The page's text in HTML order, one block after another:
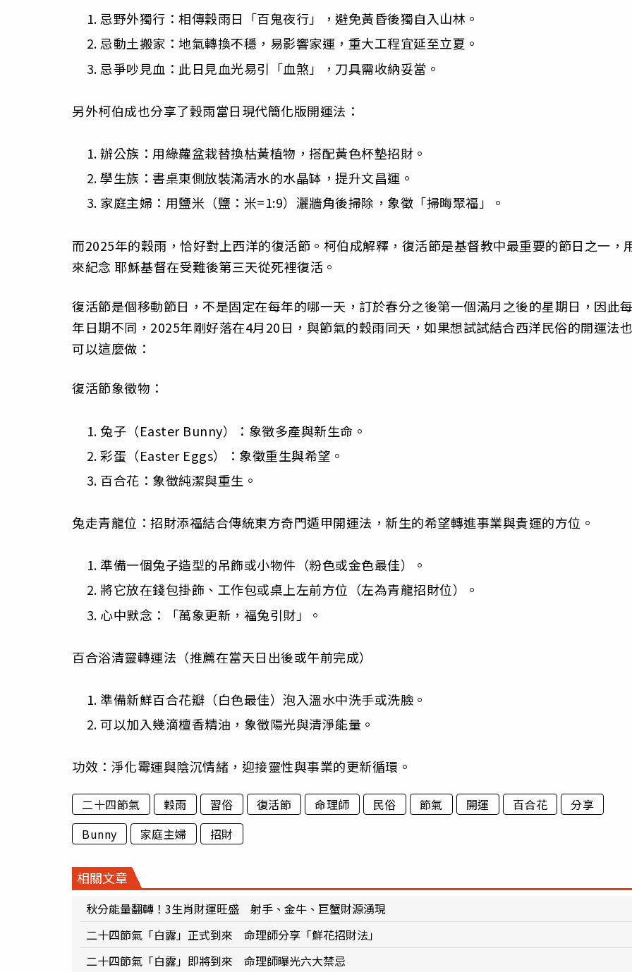
忌野外獨行：相傳穀雨日「百鬼夜行」，避免黃昏後獨自入山林。
忌動土搬家：地氣轉換不穩，易影響家運，重大工程宜延至立夏。
忌爭吵見血：此日見血光易引「血煞」，刀具需收納妥當。
另外柯伯成也分享了穀雨當日現代簡化版開運法：
辦公族：用綠蘿盆栽替換枯黃植物，搭配黃色杯墊招財。
學生族：書桌東側放裝滿清水的水晶缽，提升文昌運。
家庭主婦：用鹽米（鹽：米=1:9）灑牆角後掃除，象徵「掃晦聚福」。
而2025年的穀雨，恰好對上西洋的復活節。柯伯成解釋，復活節是基督教中最重要的節日之一，
來紀念 耶穌基督在受難後第三天從死裡復活。
復活節是個移動節日，不是固定在每年的哪一天，訂於春分之後第一個滿月之後的星期日，因此
年日期不同，2025年剛好落在4月20日，與節氣的穀雨同天，如果想試試結合西洋民俗的開運法也
可以這麼做：
復活節象徵物：
兔子（Easter Bunny）：象徵多產與新生命。
彩蛋（Easter Eggs）：象徵重生與希望。
百合花：象徵純潔與重生。
兔走青龍位：招財添福結合傳統東方奇門遁甲開運法，新生的希望轉進事業與貴運的方位。
準備一個兔子造型的吊飾或小物件（粉色或金色最佳）。
將它放在錢包掛飾、工作包或桌上左前方位（左為青龍招財位）。
心中默念：「萬象更新，福兔引財」。
百合浴清靈轉運法（推薦在當天日出後或午前完成）
準備新鮮百合花瓣（白色最佳）泡入溫水中洗手或洗臉。
可以加入幾滴檀香精油，象徵陽光與清淨能量。
功效：淨化霉運與陰沉情緒，迎接靈性與事業的更新循環。
二十四節氣 穀雨 習俗 復活節 命理師 民俗 節氣 開運 百合花
分享
Bunny
家庭主婦 招財
相關文章
秋分能量翻轉！3生肖財運旺盛 射手、金牛、巨蟹財源湧現
二十四節氣「白露」正式到來 命理師分享「鮮花招財法」
二十四節氣「白露」即將到來 命理師曝光六大禁忌